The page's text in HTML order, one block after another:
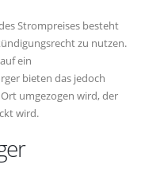
Strompreises besteht
zu nutzen.
ein
bieten das jedoch
umgezogen wird, der
wird.